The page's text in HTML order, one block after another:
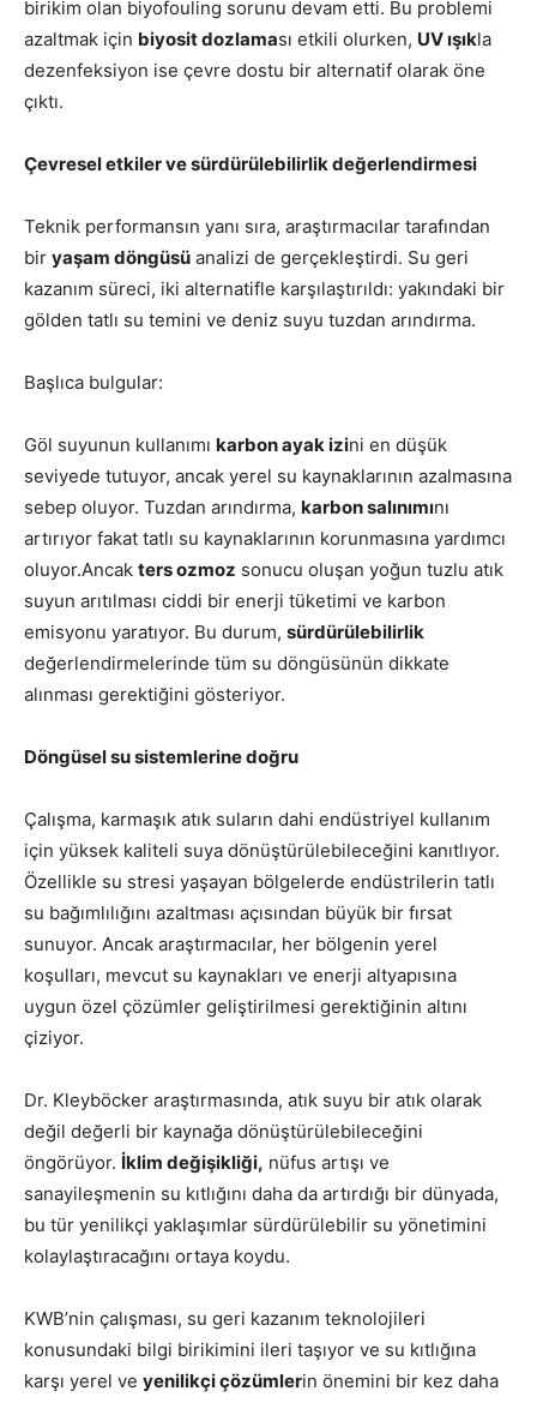
birikim olan biyofouling sorunu devam etti. Bu problemi
azaltmak için biyosit dozlaması etkili olurken, UV ışıkla
dezenfeksiyon ise çevre dostu bir alternatif olarak öne
çıktı.
Çevresel etkiler ve sürdürülebilirlik değerlendirmesi
Teknik performansın yanı sıra, araştırmacılar tarafından
bir yaşam döngüsü analizi de gerçekleştirdi. Su geri
kazanım süreci, iki alternatifle karşılaştırıldı: yakındaki bir
gölden tatlı su temini ve deniz suyu tuzdan arındırma.
Başlıca bulgular:
Göl suyunun kullanımı karbon ayak izini en düşük
seviyede tutuyor, ancak yerel su kaynaklarının azalmasına
sebep oluyor. Tuzdan arındırma, karbon salınımını
artırıyor fakat tatlı su kaynaklarının korunmasına yardımcı
oluyor.Ancak ters ozmoz sonucu oluşan yoğun tuzlu atık
suyun arıtılması ciddi bir enerji tüketimi ve karbon
emisyonu yaratıyor. Bu durum, sürdürülebilirlik
değerlendirmelerinde tüm su döngüsünün dikkate
alınması gerektiğini gösteriyor.
Döngüsel su sistemlerine doğru
Çalışma, karmaşık atık suların dahi endüstriyel kullanım
için yüksek kaliteli suya dönüştürülebileceğini kanıtlıyor.
Özellikle su stresi yaşayan bölgelerde endüstrilerin tatlı
su bağımlılığını azaltması açısından büyük bir fırsat
sunuyor. Ancak araştırmacılar, her bölgenin yerel
koşulları, mevcut su kaynakları ve enerji altyapısına
uygun özel çözümler geliştirilmesi gerektiğinin altını
çiziyor.
Dr. Kleyböcker araştırmasında, atık suyu bir atık olarak
değil değerli bir kaynağa dönüştürülebileceğini
öngörüyor. İklim değişikliği, nüfus artışı ve
sanayileşmenin su kıtlığını daha da artırdığı bir dünyada,
bu tür yenilikçi yaklaşımlar sürdürülebilir su yönetimini
kolaylaştıracağını ortaya koydu.
KWB’nin çalışması, su geri kazanım teknolojileri
konusundaki bilgi birikimini ileri taşıyor ve su kıtlığına
karşı yerel ve yenilikçi çözümlerin önemini bir kez daha